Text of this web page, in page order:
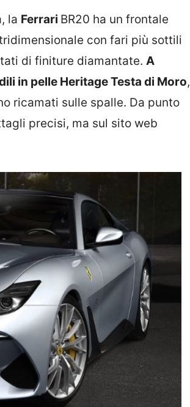
la Ferrari BR20 ha un frontale
con fari più sottili
di finiture diamantate. A
in pelle Heritage Testa di Moro,
ricamati sulle spalle. Da punto
precisi, ma sul sito web